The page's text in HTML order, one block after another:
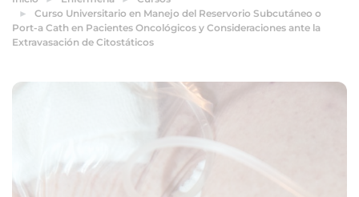
Curso Universitario en Manejo del Reservorio Subcutáneo o
Port-a Cath en Pacientes Oncológicos y Consideraciones ante la
Extravasación de Citostáticos